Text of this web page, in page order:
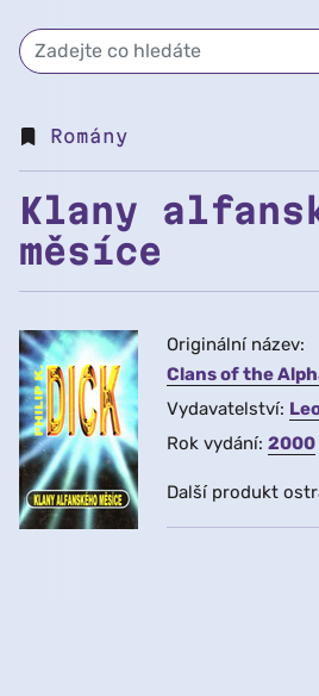
Romány
Klany
měsíce
Originální název:
Clans of the
Vydavatelství:
Rok vydání: 2000
Další produkt